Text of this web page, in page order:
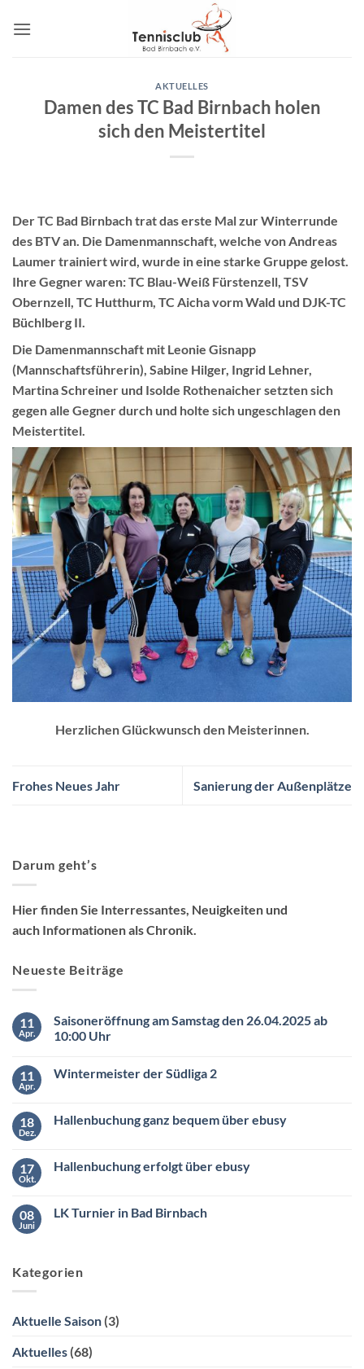
Inhalt
AKTUELLES
Damen des TC Bad Birnbach holen
sich den Meistertitel
Der TC Bad Birnbach trat das erste Mal zur Winterrunde
des BTV an. Die Damenmannschaft, welche von Andreas
Laumer trainiert wird, wurde in eine starke Gruppe gelost.
Ihre Gegner waren: TC Blau-Weiß Fürstenzell, TSV
Obernzell, TC Hutthurm, TC Aicha vorm Wald und DJK-TC
Büchlberg II.
Die Damenmannschaft mit Leonie Gisnapp
(Mannschaftsführerin), Sabine Hilger, Ingrid Lehner,
Martina Schreiner und Isolde Rothenaicher setzten sich
gegen alle Gegner durch und holte sich ungeschlagen den
Meistertitel.
Herzlichen Glückwunsch den Meisterinnen.
Frohes Neues Jahr Sanierung der Außenplätze
Darum geht’s
Hier finden Sie Interressantes, Neuigkeiten und
auch Informationen als Chronik.
Neueste Beiträge
11
Apr.
Saisoneröffnung am Samstag den 26.04.2025 ab
10:00 Uhr
zu
den
26.04.2025
11
Apr.
Wintermeister der Südliga 2
Wintermeister
18
Dez.
Hallenbuchung ganz bequem über ebusy
Hallenbuchung
ebusy
17
Okt.
Hallenbuchung erfolgt über ebusy
Hallenbuchung
08
Juni
LK Turnier in Bad Birnbach
Turnier
Kategorien
Aktuelle Saison (3)
Aktuelles (68)